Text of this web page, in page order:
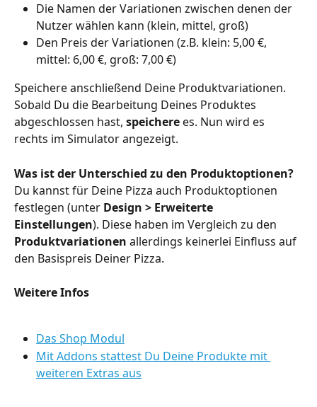
Die Namen der Variationen zwischen denen der
Nutzer wählen kann (klein, mittel, groß)
Den Preis der Variationen (z.B. klein: 5,00 €,
mittel: 6,00 €, groß: 7,00 €)
Speichere anschließend Deine Produktvariationen.
Sobald Du die Bearbeitung Deines Produktes
abgeschlossen hast, speichere es. Nun wird es
rechts im Simulator angezeigt.
Was ist der Unterschied zu den Produktoptionen?
Du kannst für Deine Pizza auch Produktoptionen
festlegen (unter Design > Erweiterte
Einstellungen). Diese haben im Vergleich zu den
Produktvariationen allerdings keinerlei Einfluss auf
den Basispreis Deiner Pizza.
Weitere Infos
Das Shop Modul
Mit Addons stattest Du Deine Produkte mit
weiteren Extras aus